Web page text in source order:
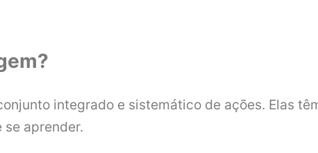
integrado e sistemático de ações. Elas
aprender.